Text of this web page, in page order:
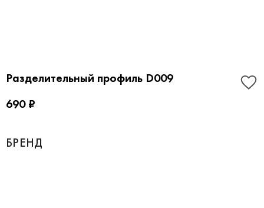
Разделительный профиль D009
690 ₽
БРЕНД